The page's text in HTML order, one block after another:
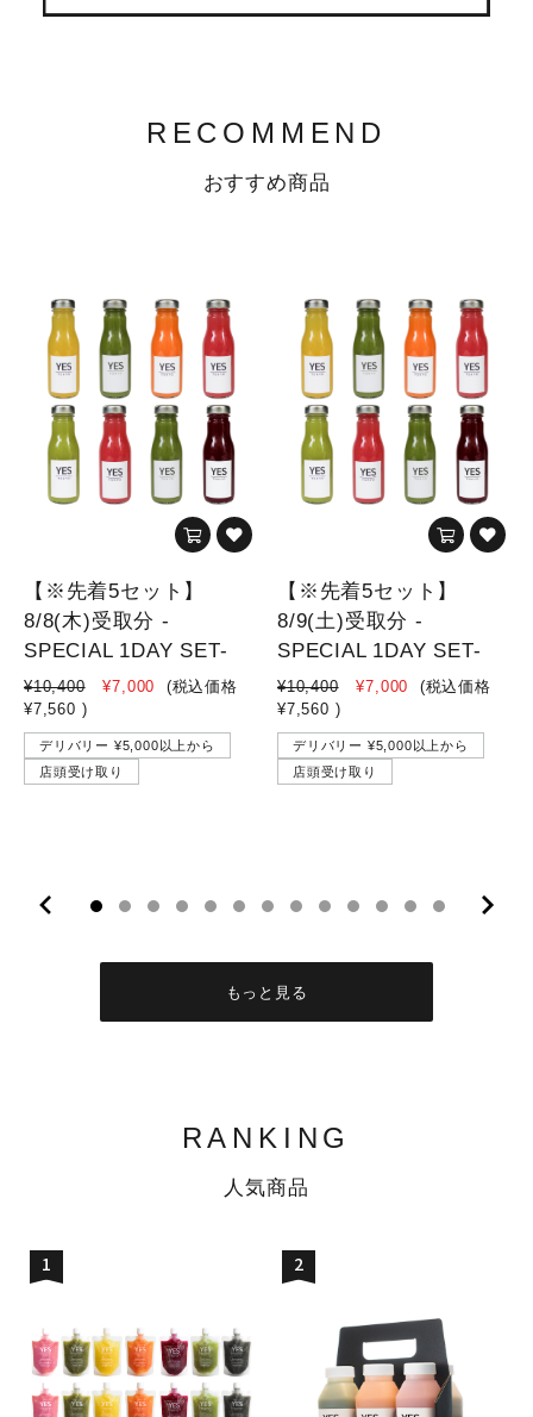
RECOMMEND
おすすめ商品
【※先着5セット】
8/8(木)受取分 -
SPECIAL 1DAY SET-
¥10,400 ¥7,000
(税込価格
¥7,560 )
デリバリー ¥5,000以上から
店頭受け取り
【※先着5セット】
8/9(土)受取分 -
SPECIAL 1DAY SET-
¥10,400 ¥7,000
(税込価格
¥7,560 )
デリバリー ¥5,000以上から
店頭受け取り
もっと見る
RANKING
人気商品
1 2